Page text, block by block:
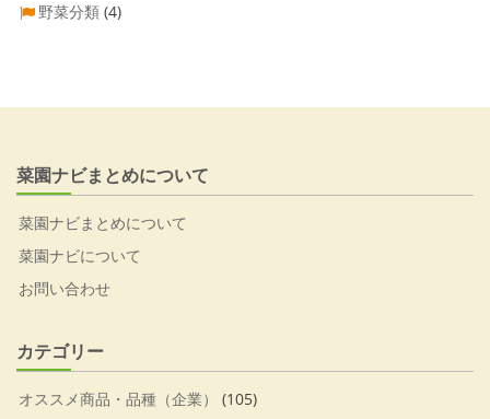
野菜分類 (4)
菜園ナビまとめについて
菜園ナビまとめについて
菜園ナビについて
お問い合わせ
カテゴリー
オススメ商品・品種（企業）
(105)